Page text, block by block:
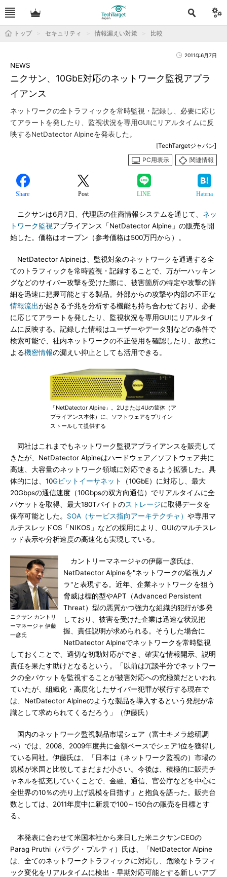
トップ セキュリティ 情報漏えい対策 比較
2011年6月7日
ニクサン、10GbE対応のネットワーク監視アプラ
イアンス
NEWS
ネットワークの全トラフィックを常時監視・記録し、必要に応じ
てアラートを発したり、監視状況を専用GUIにリアルタイムに反
映するNetDatector Alpineを発表した。
[TechTargetジャパン]
PC用表示
関連情報
Share Post LINE Hatena
ニクサンは6月7日、代理店の住商情報システムを通じて、 ネッ
トワーク監視アプライアンス「NetDatector Alpine」の販売を開
始した。価格はオープン（参考価格は500万円から）。
NetDatector Alpineは、監視対象のネットワークを通過する全
てのトラフィックを常時監視・記録することで、万が一ハッキン
グなどのサイバー攻撃を受けた際に、被害箇所の特定や攻撃の詳
細を迅速に把握可能とする製品。外部からの攻撃や内部の不正な
情報流出が起きる予兆を分析する機能も持ち合わせており、必要
に応じてアラートを発したり、監視状況を専用GUIにリアルタイ
ムに反映する。記録した情報はユーザーやデータ別などの条件で
検索可能で、社内ネットワークの不正使用を確認したり、故意に
よる機密情報の漏えい抑止としても活用できる。
「NetDatector Alpine」。2Uまたは4Uの筐体（ア
プライアンス本体）に、ソフトウェアをプリイン
ストールして提供する
同社はこれまでもネットワーク監視アプライアンスを販売して
きたが、NetDatector Alpineはハードウェア／ソフトウェア共に
高速、大容量のネットワーク領域に対応できるよう拡張した。具
体的には、10Gビットイーサネット
（10GbE）に対応し、最大
20Gbpsの通信速度（10Gbpsの双方向通信）でリアルタイムに全
パケットを取得、最大180Tバイトのストレージに取得データを
保存可能とした。 SOA（サービス指向アーキテクチャ） や専用マ
ルチスレッドOS「NIKOS」などの採用により、GUIのマルチスレ
ッド表示や分析速度の高速化も実現している。
ニクサン カントリ
ーマネージャ 伊藤
一彦氏
カントリーマネージャの伊藤一彦氏は、
NetDatector Alpineを"ネットワークの監視カメ
ラ"と表現する。近年、企業ネットワークを狙う
脅威は標的型やAPT（Advanced Persistent
Threat）型の悪質かつ強力な組織的犯行が多発
しており、被害を受けた企業は迅速な状況把
握、責任説明が求められる。そうした場合に
NetDatector Alpineでネットワークを常時監視
しておくことで、適切な初動対応ができ、確実な情報開示、説明
責任を果たす助けとなるという。「以前は冗談半分でネットワー
クの全パケットを監視することが被害対応への究極策だといわれ
ていたが、組織化・高度化したサイバー犯罪が横行する現在で
は、NetDatector Alpineのような製品を導入するという発想が常
識として求められてくるだろう」（伊藤氏）
国内のネットワーク監視製品市場シェア（富士キメラ総研調
べ）では、2008、2009年度共に金額ベースでシェア1位を獲得し
ている同社。伊藤氏は、「日本は（ネットワーク監視の）市場の
規模が米国と比較してまだまだ小さい。今後は、積極的に販売チ
ャネルを拡充していくことで、金融、通信、官公庁などを中心に
全世界の10％の売り上げ規模を目指す」と抱負を語った。販売台
数としては、2011年度中に新規で100～150台の販売を目標とす
る。
本発表に合わせて米国本社から来日した米ニクサンCEOの
Parag Pruthi（パラグ・プルティ）氏は、「NetDatector Alpine
は、全てのネットワークトラフィックに対応し、危険なトラフィ
ック変化をリアルタイムに検出・早期対応可能とする新しいアプ